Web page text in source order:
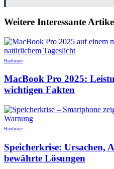
Weitere Interessante
Hardware
MacBook Pro 2025:
wichtigen Fakten
Hardware
Speicherkrise: Ursachen,
bewährte Lösungen